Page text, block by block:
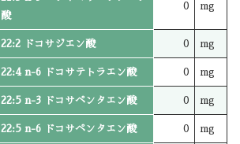
酸
0 mg
22:2 ドコサジエン酸 0 mg
22:4 n-6 ドコサテトラエン酸 0 mg
22:5 n-3 ドコサペンタエン酸 0 mg
22:5 n-6 ドコサペンタエン酸 0 mg